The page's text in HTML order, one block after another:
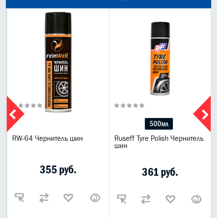
RW-64 Чернитель шин
355 руб.
500мл
Ruseff Tyre Polish Чернитель
шин
361 руб.